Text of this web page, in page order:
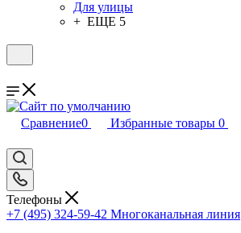
Для улицы
+ ЕЩЕ 5
Сравнение0 Избранные товары 0
Телефоны
+7 (495) 324-59-42 Многоканальная линия